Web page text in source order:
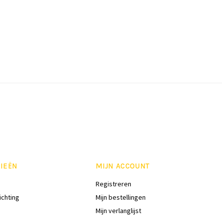
MIJN ACCOUNT
Registreren
Mijn bestellingen
Mijn verlanglijst